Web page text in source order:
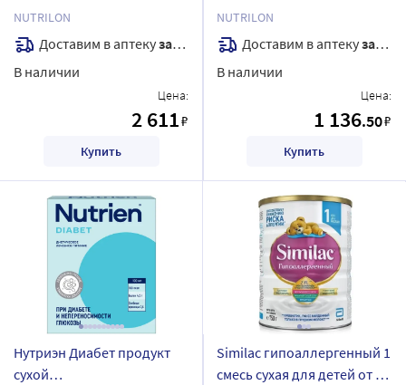
сухая адаптированная 800
гр
NUTRILON
Доставим в аптекузавтра
В наличии
Цена:
2 611₽
Купить
адаптированная 600 гр
NUTRILON
Доставим в аптекузавтра
В наличии
Цена:
1 136.50₽
Купить
Нутриэн Диабет продукт
сухой
Similac гипоаллергенный 1
смесь сухая для детей от 0